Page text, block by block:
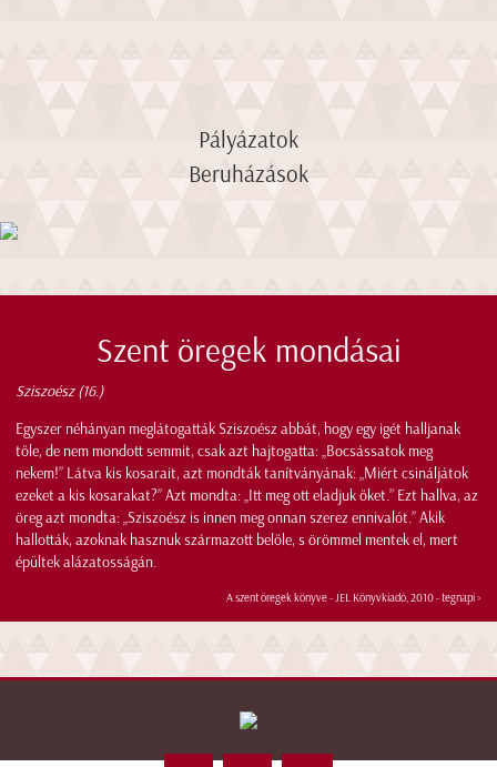
Pályázatok
Beruházások
Szent öregek mondásai
Sziszoész (16.)
Egyszer néhányan meglátogatták Sziszoész abbát, hogy egy igét halljanak
tőle, de nem mondott semmit, csak azt hajtogatta: „Bocsássatok meg
nekem!” Látva kis kosarait, azt mondták tanítványának: „Miért csináljátok
ezeket a kis kosarakat?” Azt mondta: „Itt meg ott eladjuk őket.” Ezt hallva, az
öreg azt mondta: „Sziszoész is innen meg onnan szerez ennivalót.” Akik
hallották, azoknak hasznuk származott belőle, s örömmel mentek el, mert
épültek alázatosságán.
A szent öregek könyve - JEL Könyvkiadó, 2010 -tegnapi >